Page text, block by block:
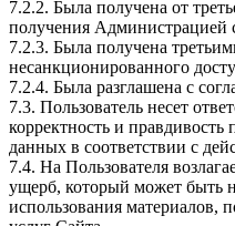
7.2.2. Была получена от
получения Администрацией
7.2.3. Была получена
несанкционированного
7.2.4. Была разглашена с
7.3. Пользователь несет
корректность и
данных в соответствии с
7.4. На Пользователя
ущерб, который может быть
использования материалов,